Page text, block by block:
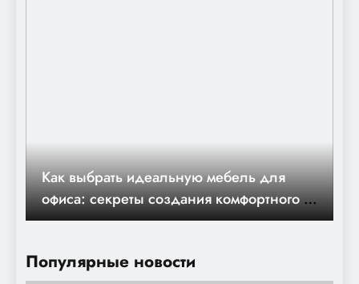
Популярные новости
Как выбрать идеальную мебель для
офиса: секреты создания комфортного и
продуктивного рабочего пространства